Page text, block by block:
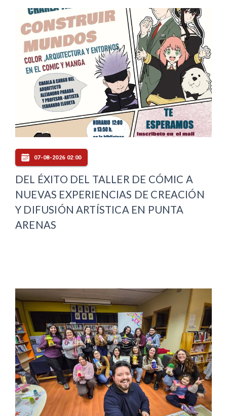
07-08-2026 02:00
DEL ÉXITO DEL TALLER DE CÓMIC A
NUEVAS EXPERIENCIAS DE CREACIÓN
Y DIFUSIÓN ARTÍSTICA EN PUNTA
ARENAS